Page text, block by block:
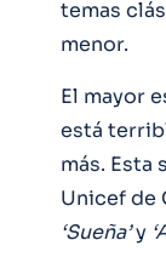
temas
menor.
El mayor
está
más. Esta
Unicef de
‘Sueña’y